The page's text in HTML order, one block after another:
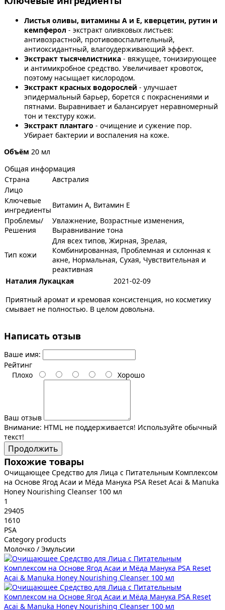
Листья оливы, витамины A и E, кверцетин, рутин и
кемпферол - экстракт оливковых листьев:
антивозрастной, противовоспалительный,
антиоксидантный, влагоудерживающий эффект.
Экстракт тысячелистника - вяжущее, тонизирующее
и антимикробное средство. Увеличивает кровоток,
поэтому насыщает кислородом.
Экстракт красных водорослей - улучшает
эпидермальный барьер, борется с покраснениями и
пятнами. Выравнивает и балансирует неравномерный
тон и текстуру кожи.
Экстракт плантаго - очищение и сужение пор.
Убирает бактерии и воспаления на коже.
Объём 20 мл
Общая информация
Страна
Австралия
Лицо
Ключевые
ингредиенты
Витамин А, Витамин Е
Проблемы/
Решения
Увлажнение, Возрастные изменения,
Выравнивание тона
Тип кожи
Для всех типов, Жирная, Зрелая,
Комбинированная, Проблемная и склонная к
акне, Нормальная, Сухая, Чувствительная и
реактивная
Наталия Лукацкая
2021-02-09
Приятный аромат и кремовая консистенция, но косметику
смывает не полностью. В целом довольна.
Написать отзыв
Ваше имя:
Рейтинг
Плохо
Хорошо
Ваш отзыв
Внимание: HTML не поддерживается! Используйте обычный
текст!
Продолжить
Похожие товары
Очищающее Средство для Лица с Питательным Комплексом
на Основе Ягод Асаи и Мёда Манука PSA Reset Acai & Manuka
Honey Nourishing Cleanser 100 мл
1
29405
1610
PSA
Category products
Молочко / Эмульсии